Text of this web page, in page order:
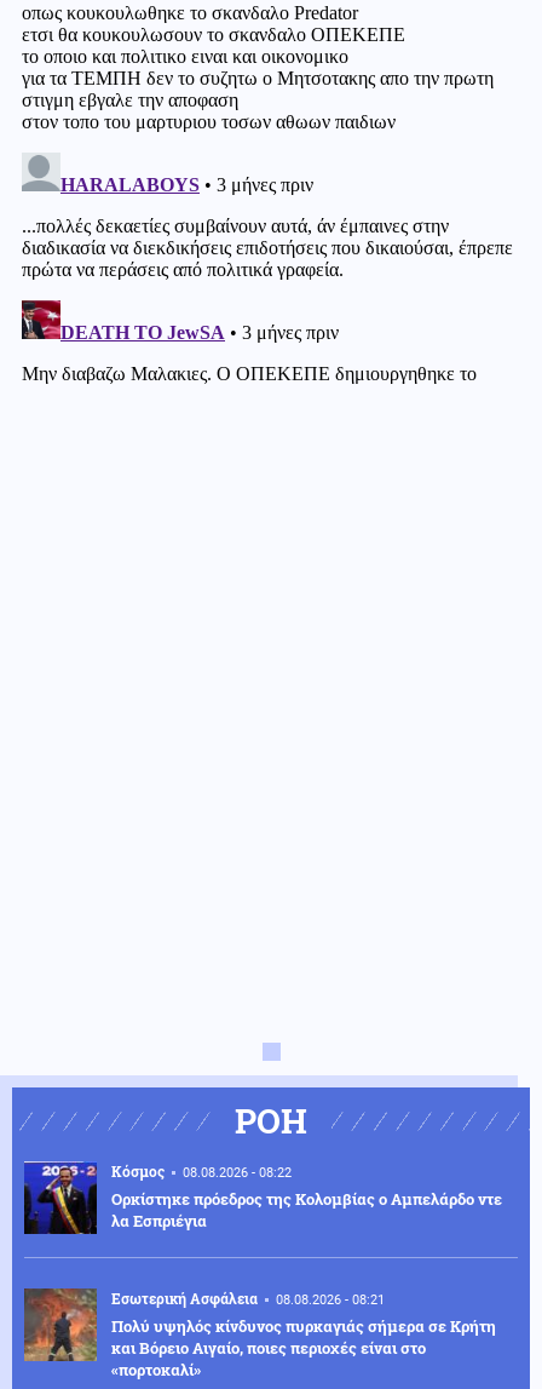
ΡΟΗ
Κόσμος 08.08.2026 - 08:22
Ορκίστηκε πρόεδρος της Κολομβίας ο Αμπελάρδο ντε
λα Εσπριέγια
Εσωτερική Ασφάλεια 08.08.2026 - 08:21
Πολύ υψηλός κίνδυνος πυρκαγιάς σήμερα σε Κρήτη
και Βόρειο Αιγαίο, ποιες περιοχές είναι στο
«πορτοκαλί»